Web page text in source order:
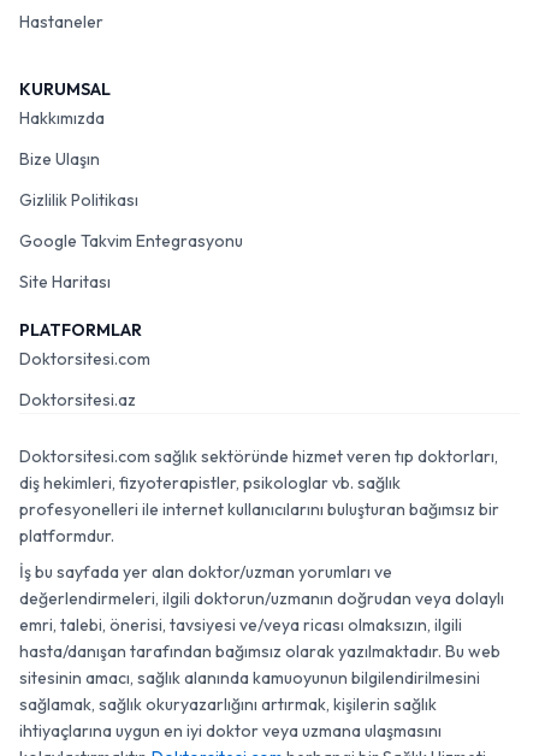
Hastaneler
KURUMSAL
Hakkımızda
Bize Ulaşın
Gizlilik Politikası
Google Takvim Entegrasyonu
Site Haritası
PLATFORMLAR
Doktorsitesi.com
Doktorsitesi.az
Doktorsitesi.com sağlık sektöründe hizmet veren tıp doktorları,
diş hekimleri, fizyoterapistler, psikologlar vb. sağlık
profesyonelleri ile internet kullanıcılarını buluşturan bağımsız bir
platformdur.
İş bu sayfada yer alan doktor/uzman yorumları ve
değerlendirmeleri, ilgili doktorun/uzmanın doğrudan veya dolaylı
emri, talebi, önerisi, tavsiyesi ve/veya ricası olmaksızın, ilgili
hasta/danışan tarafından bağımsız olarak yazılmaktadır. Bu web
sitesinin amacı, sağlık alanında kamuoyunun bilgilendirilmesini
sağlamak, sağlık okuryazarlığını artırmak, kişilerin sağlık
ihtiyaçlarına uygun en iyi doktor veya uzmana ulaşmasını